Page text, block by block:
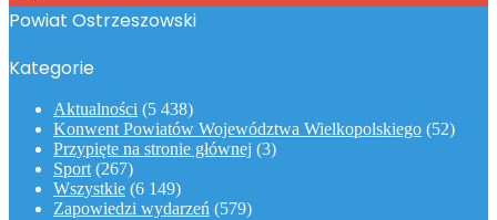
Powiat Ostrzeszowski
Kategorie
Aktualności (5 438)
Konwent Powiatów Województwa Wielkopolskiego (52)
Przypięte na stronie głównej (3)
Sport (267)
Wszystkie (6 149)
Zapowiedzi wydarzeń (579)